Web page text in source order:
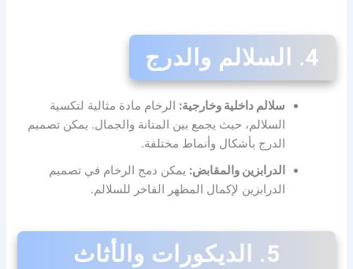
4. السلالم والدرج
سلالم داخلية وخارجية: الرخام مادة مثالية لتكسية
السلالم، حيث يجمع بين المتانة والجمال. يمكن تصميم
الدرج بأشكال وأنماط مختلفة.
الدرابزين والمقابض: يمكن دمج الرخام في تصميم
الدرابزين لإكمال المظهر الفاخر للسلالم.
5. الديكورات والأثاث